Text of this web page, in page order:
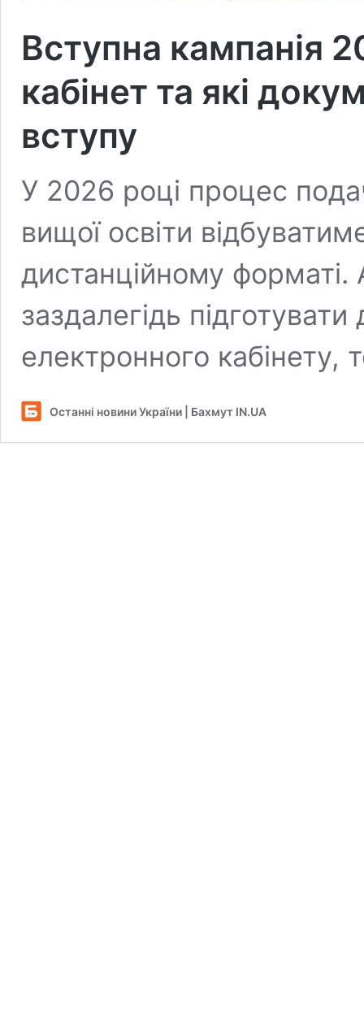
Вступна кампанія
кабінет та які
вступу
У 2026 році процес
вищої освіти
дистанційному форматі.
заздалегідь підготувати
електронного кабінету,
Останні новини України | Бахмут IN.UA